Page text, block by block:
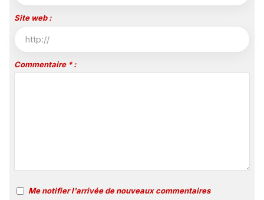
Site web :
Commentaire * :
Me notifier l'arrivée de nouveaux commentaires